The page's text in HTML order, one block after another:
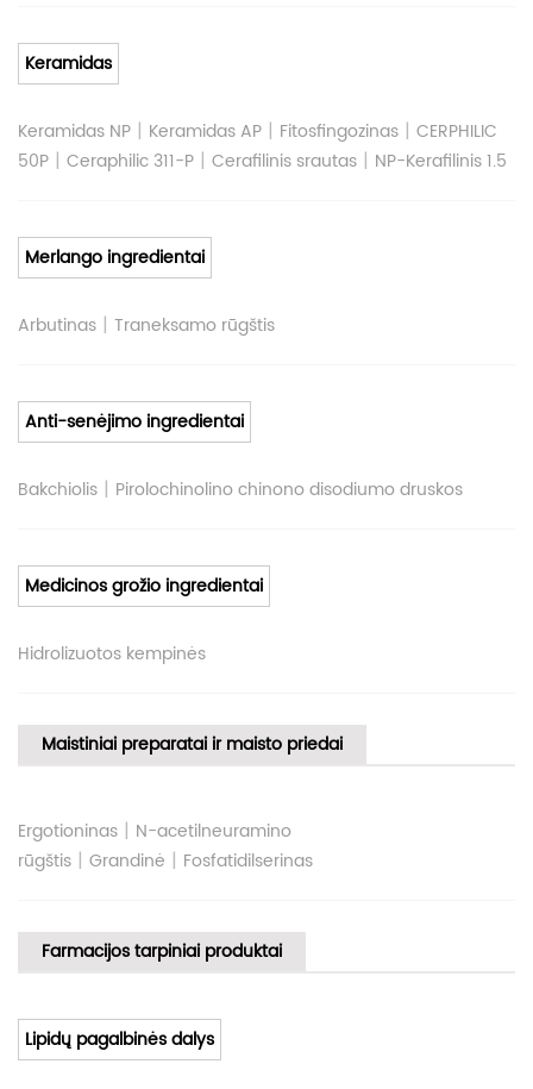
Keramidas
Keramidas NP | Keramidas AP | Fitosfingozinas | CERPHILIC
50P | Ceraphilic 311-P | Cerafilinis srautas | NP-Kerafilinis 1.5
Merlango ingredientai
Arbutinas | Traneksamo rūgštis
Anti-senėjimo ingredientai
Bakchiolis | Pirolochinolino chinono disodiumo druskos
Medicinos grožio ingredientai
Hidrolizuotos kempinės
Maistiniai preparatai ir maisto priedai
Ergotioninas | N-acetilneuramino
rūgštis | Grandinė | Fosfatidilserinas
Farmacijos tarpiniai produktai
Lipidų pagalbinės dalys